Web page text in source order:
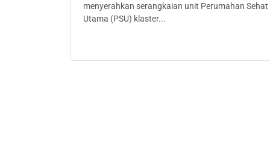
menyerahkan serangkaian unit Perumahan Sehat
Utama (PSU) klaster...